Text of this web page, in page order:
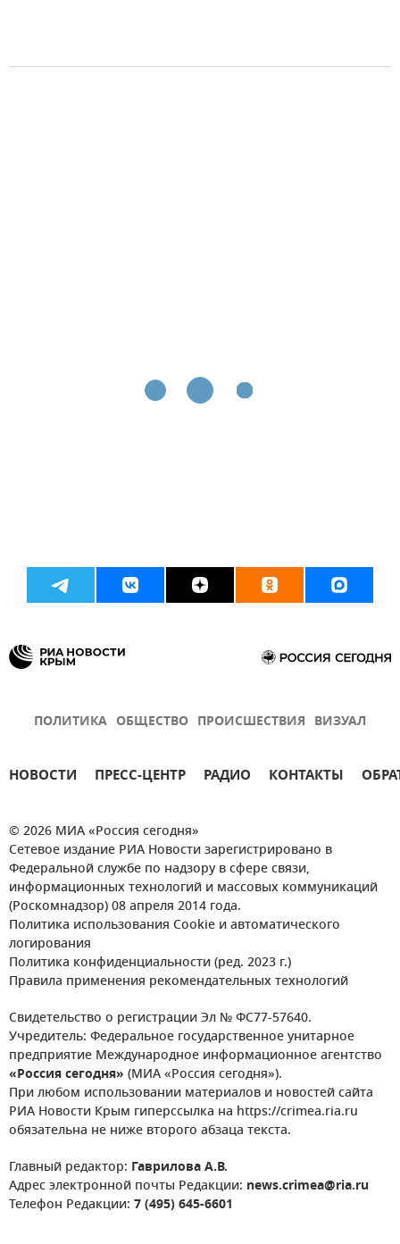
ПОЛИТИКА ОБЩЕСТВО ПРОИСШЕСТВИЯ ВИЗУАЛ
НОВОСТИ ПРЕСС-ЦЕНТР РАДИО КОНТАКТЫ
© 2026 МИА «Россия сегодня»
Сетевое издание РИА Новости зарегистрировано в
Федеральной службе по надзору в сфере связи,
информационных технологий и массовых коммуникаций
(Роскомнадзор) 08 апреля 2014 года.
Политика использования Cookie и автоматического
логирования
Политика конфиденциальности (ред. 2023 г.)
Правила применения рекомендательных технологий
Свидетельство о регистрации Эл № ФС77-57640.
Учредитель: Федеральное государственное унитарное
предприятие Международное информационное агентство
«Россия сегодня» (МИА «Россия сегодня»).
При любом использовании материалов и новостей сайта
РИА Новости Крым гиперссылка на https://crimea.ria.ru
обязательна не ниже второго абзаца текста.
Главный редактор: Гаврилова А.В.
Адрес электронной почты Редакции: news.crimea@ria.ru
Телефон Редакции: 7 (495) 645-6601